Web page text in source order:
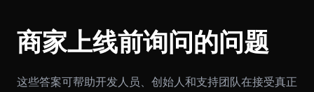
商家上线前询问的问题
这些答案可帮助开发人员、创始人和支持团队在接受真正